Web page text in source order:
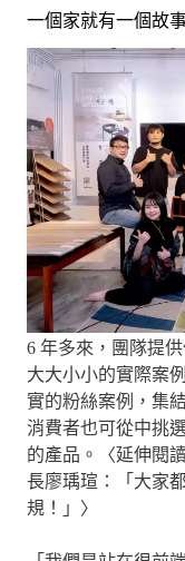
一個家就有一個故
6 年多來，團隊提
大大小小的實際案
實的粉絲案例，集
消費者也可從中挑
的產品。〈延伸閱
長廖瑀瑄：「大家
規！」〉